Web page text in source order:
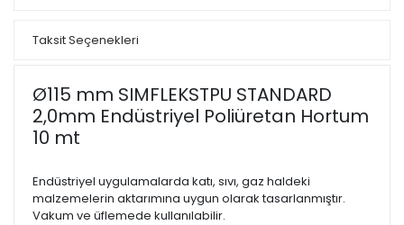
Taksit Seçenekleri
Ø115 mm SIMFLEKSTPU STANDARD
2,0mm Endüstriyel Poliüretan Hortum
10 mt
Endüstriyel uygulamalarda katı, sıvı, gaz haldeki
malzemelerin aktarımına uygun olarak tasarlanmıştır.
Vakum ve üflemede kullanılabilir.